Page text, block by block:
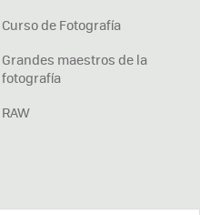
Curso de Fotografía
Grandes maestros de la
fotografía
RAW